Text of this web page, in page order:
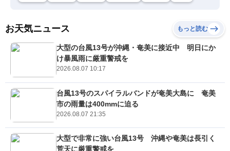
お天気ニュース もっと読む
大型の台風13号が沖縄・奄美に接近中 明日にか
け暴風雨に厳重警戒を
2026.08.07 10:17
台風13号のスパイラルバンドが奄美大島に 奄美
市の雨量は400mmに迫る
2026.08.07 21:35
大型で非常に強い台風13号 沖縄や奄美は長引く
荒天に厳重警戒を